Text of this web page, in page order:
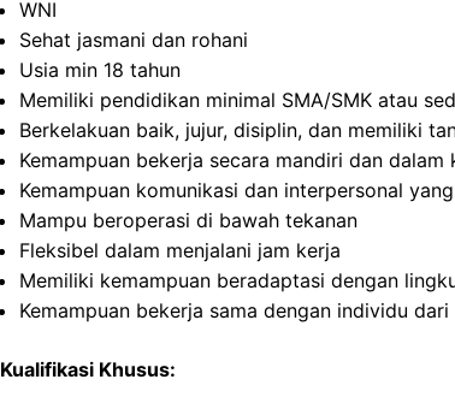
WNI
Sehat jasmani dan rohani
Usia min 18 tahun
Memiliki pendidikan minimal SMA/SMK atau
Berkelakuan baik, jujur, disiplin, dan memiliki
Kemampuan bekerja secara mandiri dan dalam
Kemampuan komunikasi dan interpersonal
Mampu beroperasi di bawah tekanan
Fleksibel dalam menjalani jam kerja
Memiliki kemampuan beradaptasi dengan
Kemampuan bekerja sama dengan individu
Kualifikasi Khusus: